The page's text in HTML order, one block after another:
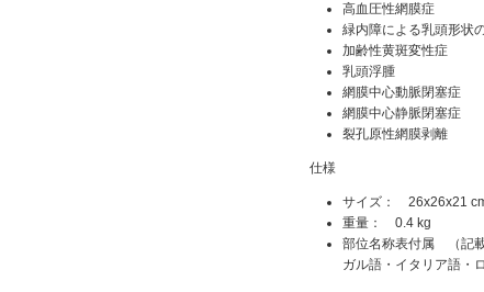
高血圧性網膜症
緑内障による乳頭形状
加齢性黄斑変性症
乳頭浮腫
網膜中心動脈閉塞症
網膜中心静脈閉塞症
裂孔原性網膜剥離
仕様
サイズ： 26x26x21
重量： 0.4 kg
部位名称表付属 （記
ガル語・イタリア語・